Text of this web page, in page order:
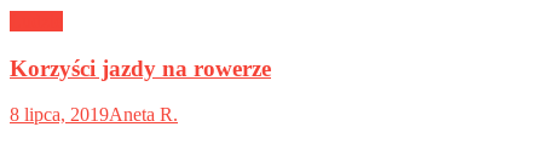
Korzyści jazdy na rowerze
8 lipca, 2019Aneta R.